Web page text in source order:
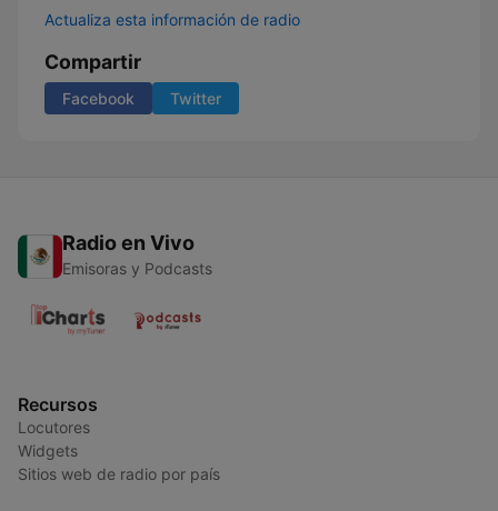
Actualiza esta información de radio
Compartir
Facebook Twitter
Radio en Vivo
Emisoras y Podcasts
Recursos
Locutores
Widgets
Sitios web de radio por país